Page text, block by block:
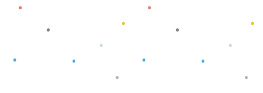
Baca selengkapnya